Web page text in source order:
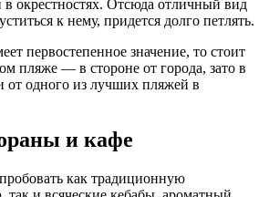
окрестностях. Отсюда отличный вид
к нему, придется долго петлять.
первостепенное значение, то стоит
пляже — в стороне от города, зато в
от одного из лучших пляжей в
и кафе
как традиционную